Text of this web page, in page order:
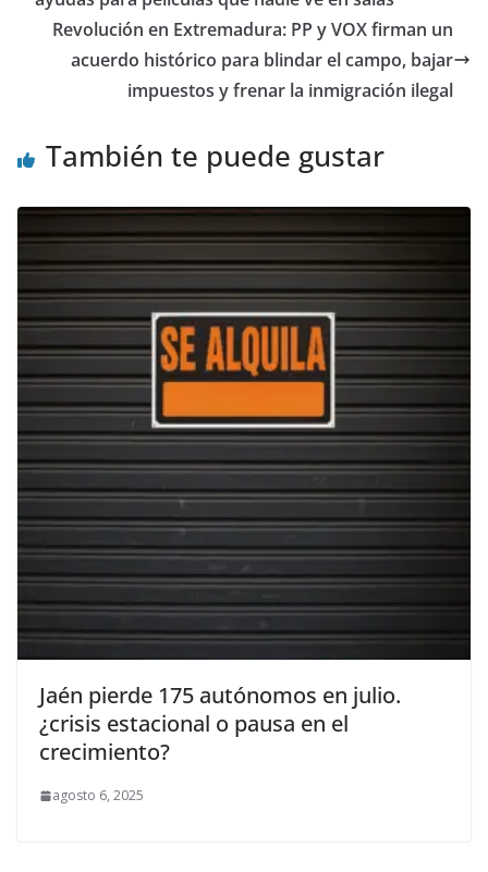
Revolución en Extremadura: PP y VOX firman un
acuerdo histórico para blindar el campo, bajar
impuestos y frenar la inmigración ilegal
También te puede gustar
Jaén pierde 175 autónomos en julio.
¿crisis estacional o pausa en el
crecimiento?
agosto 6, 2025